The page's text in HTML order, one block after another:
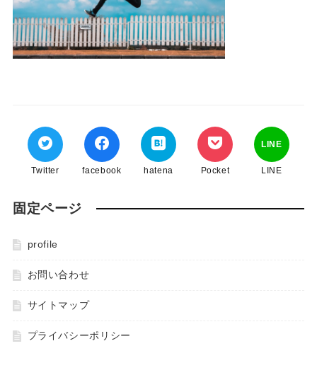
Twitter facebook hatena Pocket
LINE
LINE
固定ページ
profile
お問い合わせ
サイトマップ
プライバシーポリシー